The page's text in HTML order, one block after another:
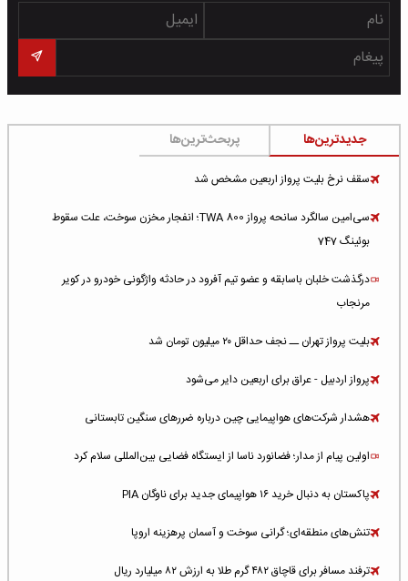
جدیدترین‌ها پربحث‌ترین‌ها
سقف نرخ بلیت پرواز اربعین مشخص شد
سی‌امین سالگرد سانحه پرواز TWA 800؛ انفجار مخزن سوخت، علت سقوط
بوئینگ 747
درگذشت خلبان باسابقه و عضو تیم آفرود در حادثه واژگونی خودرو در کویر
مرنجاب
بلیت پرواز تهران ــ نجف حداقل ۲۰ میلیون تومان شد
پرواز اردبیل - عراق برای اربعین دایر می‌شود
هشدار شرکت‌های هواپیمایی چین درباره ضررهای سنگین تابستانی
اولین پیام از مدار؛ فضانورد ناسا از ایستگاه فضایی بین‌المللی سلام کرد
پاکستان به دنبال خرید ۱۶ هواپیمای جدید برای ناوگان PIA
تنش‌های منطقه‌ای؛ گرانی سوخت و آسمان پرهزینه اروپا
ترفند مسافر برای قاچاق ۴۸۲ گرم طلا به ارزش ۸۲ میلیارد ریال